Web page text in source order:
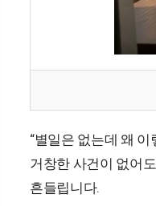
“별일은 없는데 왜
거창한 사건이 없어
흔들립니다.